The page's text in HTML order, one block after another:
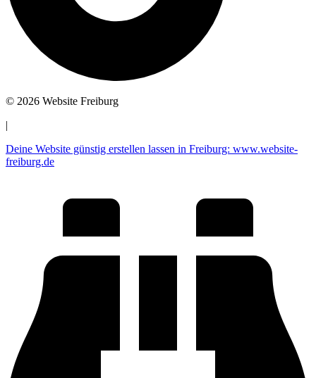
© 2026 Website Freiburg
|
Deine Website günstig erstellen lassen in Freiburg: www.website-
freiburg.de